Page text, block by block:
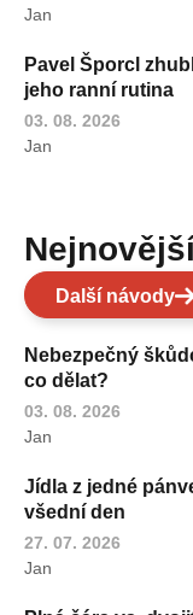
Jan
Pavel Šporcl
jeho ranní rutina
03. 08. 2026
Jan
Další návody
Nebezpečný
co dělat?
03. 08. 2026
Jan
Jídla z jedné
všední den
27. 07. 2026
Jan